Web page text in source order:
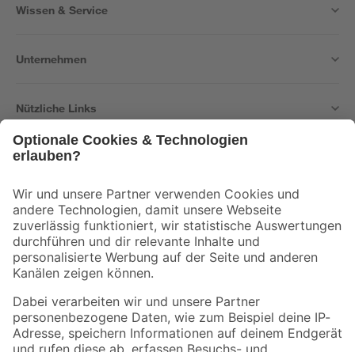
Wissen & Service
Unternehmen
Nützliche Links
Der toom Newsletter: Keine Angebote und Aktionen mehr verpassen!
Zur Newsletter Anmeldung
Folge uns
Zahlungsarten Versandarten